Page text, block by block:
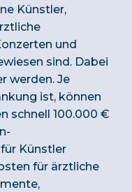
Künstler,
und
sind. Dabei
werden. Je
ist, können
schnell 100.000 €
Künstler
für ärztliche